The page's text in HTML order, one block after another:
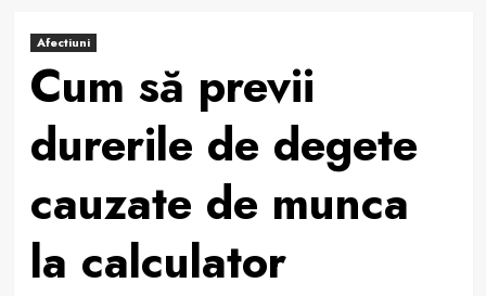
Afectiuni
Cum să previi
durerile de degete
cauzate de munca
la calculator